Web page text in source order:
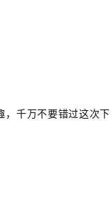
，千万不要错过这次下